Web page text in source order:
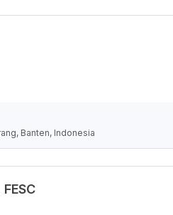
Banten, Indonesia